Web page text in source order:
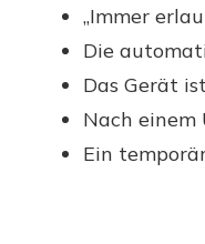
„Immer
Die
Das Gerät
Nach
Ein